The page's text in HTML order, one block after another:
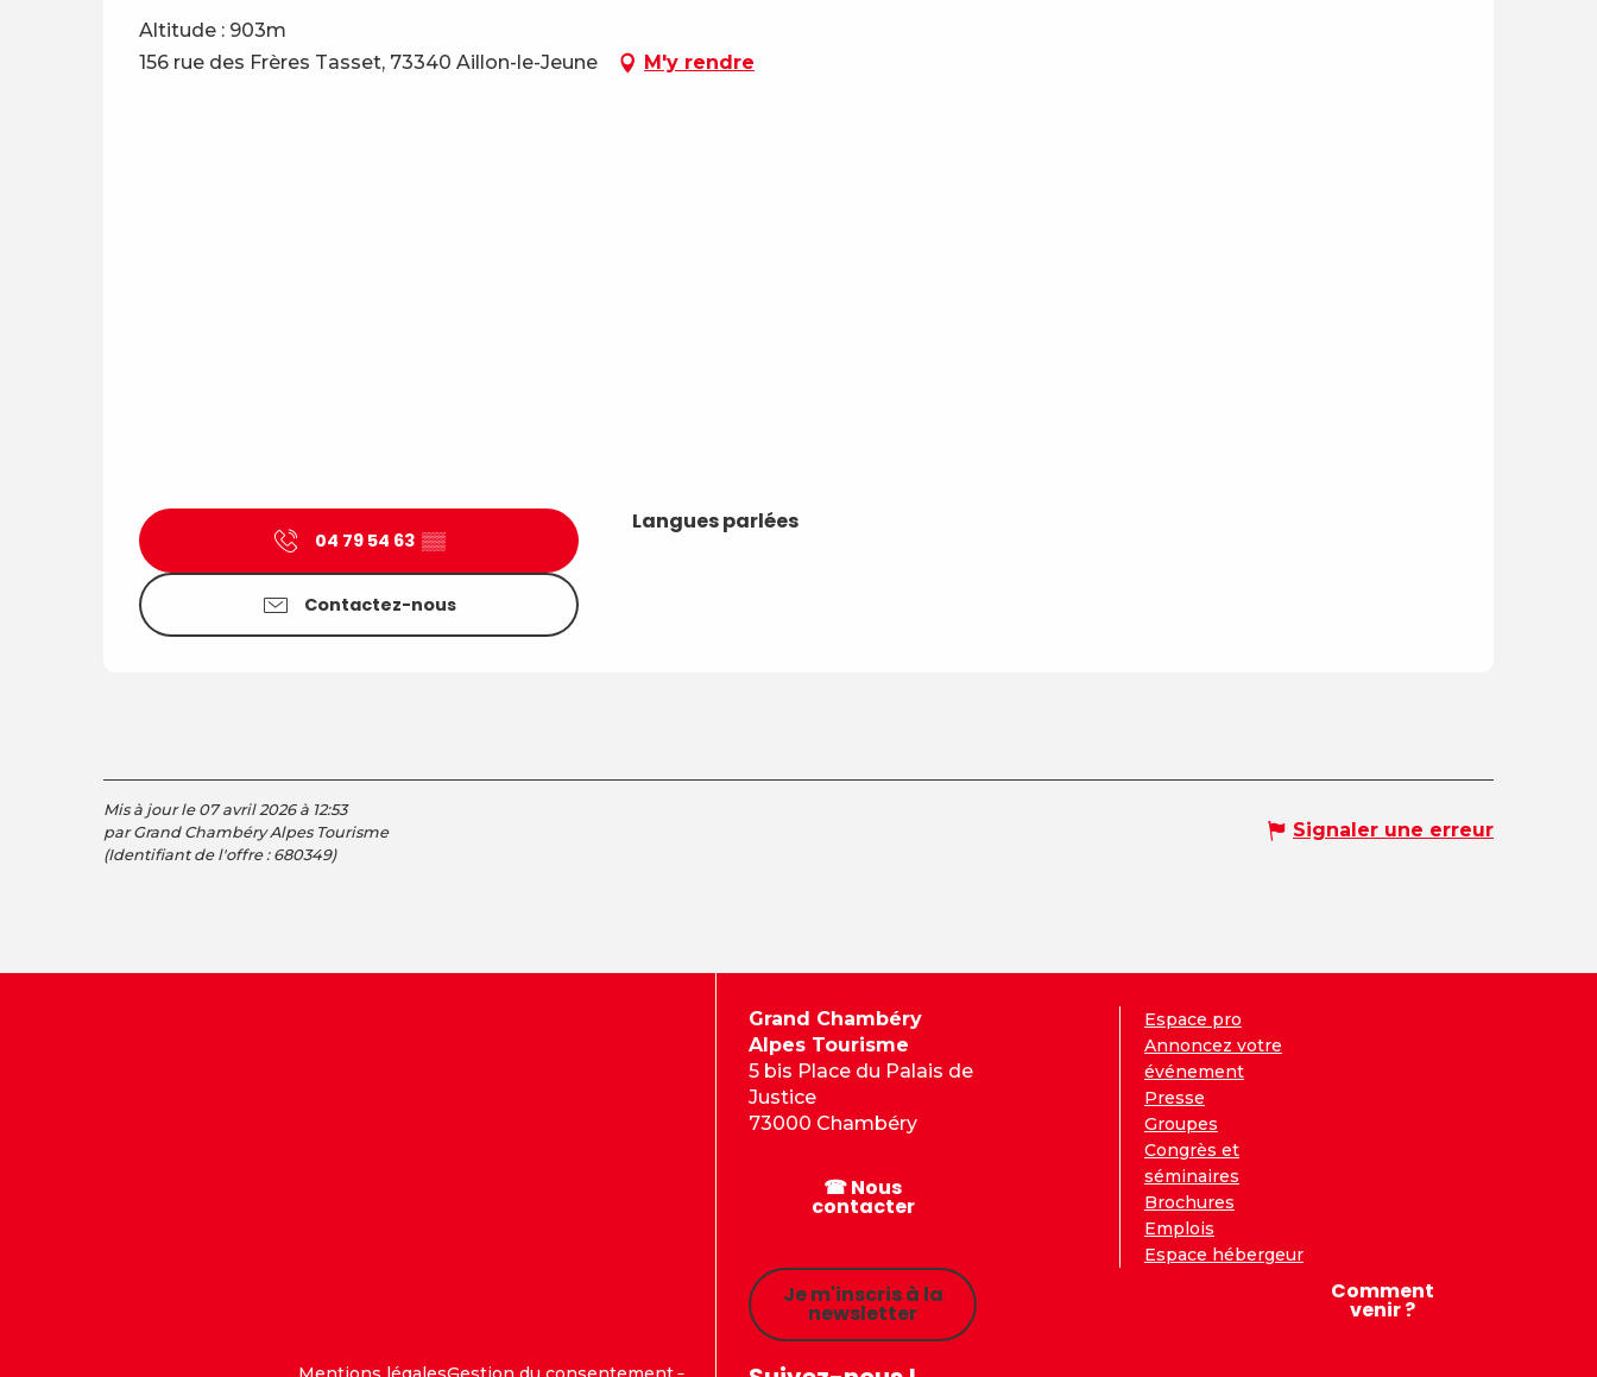
Altitude : 903m
156 rue des Frères Tasset, 73340 Aillon-le-Jeune
M'y rendre
04 79 54 63 ▒▒
Contactez-nous
Langues parlées
Langues parlées
Mis à jour le 07 avril 2026 à 12:53
par Grand Chambéry Alpes Tourisme
(Identifiant de l'offre : 680349)
Signaler une erreur
Grand Chambéry
Alpes Tourisme
5 bis Place du Palais de
Justice
73000 Chambéry
☎ Nous
contacter
Je m'inscris à la
newsletter
Espace pro
Annoncez votre
événement
Presse
Groupes
Congrès et
séminaires
Brochures
Emplois
Espace hébergeur
Comment
venir ?